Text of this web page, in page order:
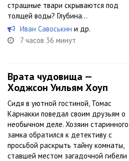
страшные твари скрываются под
толщей воды? Глубина...
Иван Савоськин и др.
7 часов 36 минут
Врата чудовища —
Ходжсон Уильям Хоуп
Сидя в уютной гостиной, Томас
Карнакки поведал своим друзьям о
необычном деле. Хозяин старинного
замка обратился к детективу с
просьбой раскрыть тайну комнаты,
ставшей местом загадочной гибели